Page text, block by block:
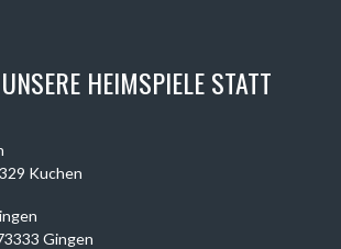
HEIMSPIELE STATT
Kuchen
Gingen